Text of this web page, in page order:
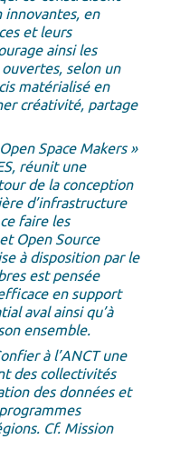
innovantes, en
et leurs
ainsi les
selon un
matérialisé en
créativité, partage
Space Makers »
réunit une
de la conception
d’infrastructure
faire les
Open Source
à disposition par le
est pensée
en support
aval ainsi qu’à
ensemble.
à l’ANCT une
des collectivités
des données et
Cf. Mission